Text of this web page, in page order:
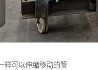
样可以伸缩移动的管